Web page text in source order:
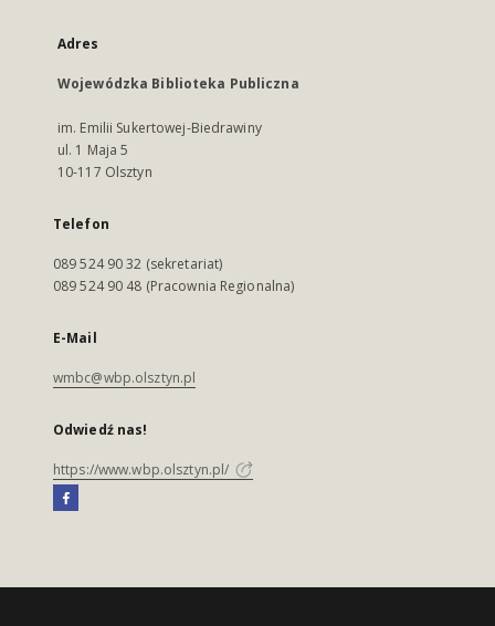
Adres
Wojewódzka Biblioteka Publiczna
im. Emilii Sukertowej-Biedrawiny
ul. 1 Maja 5
10-117 Olsztyn
Telefon
089 524 90 32 (sekretariat)
089 524 90 48 (Pracownia Regionalna)
E-Mail
wmbc@wbp.olsztyn.pl
Odwiedź nas!
https://www.wbp.olsztyn.pl/